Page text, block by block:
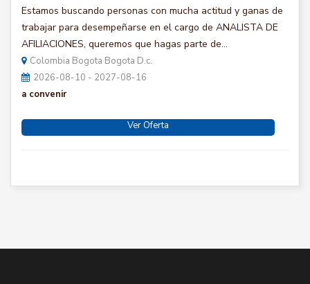
Estamos buscando personas con mucha actitud y ganas de
trabajar para desempeñarse en el cargo de ANALISTA DE
AFILIACIONES, queremos que hagas parte de...
Colombia Bogota Bogota D.c.
2026-08-10 - 2027-08-16
a convenir
Ver Oferta